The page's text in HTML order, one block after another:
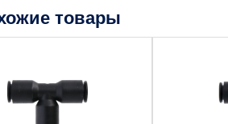
товары